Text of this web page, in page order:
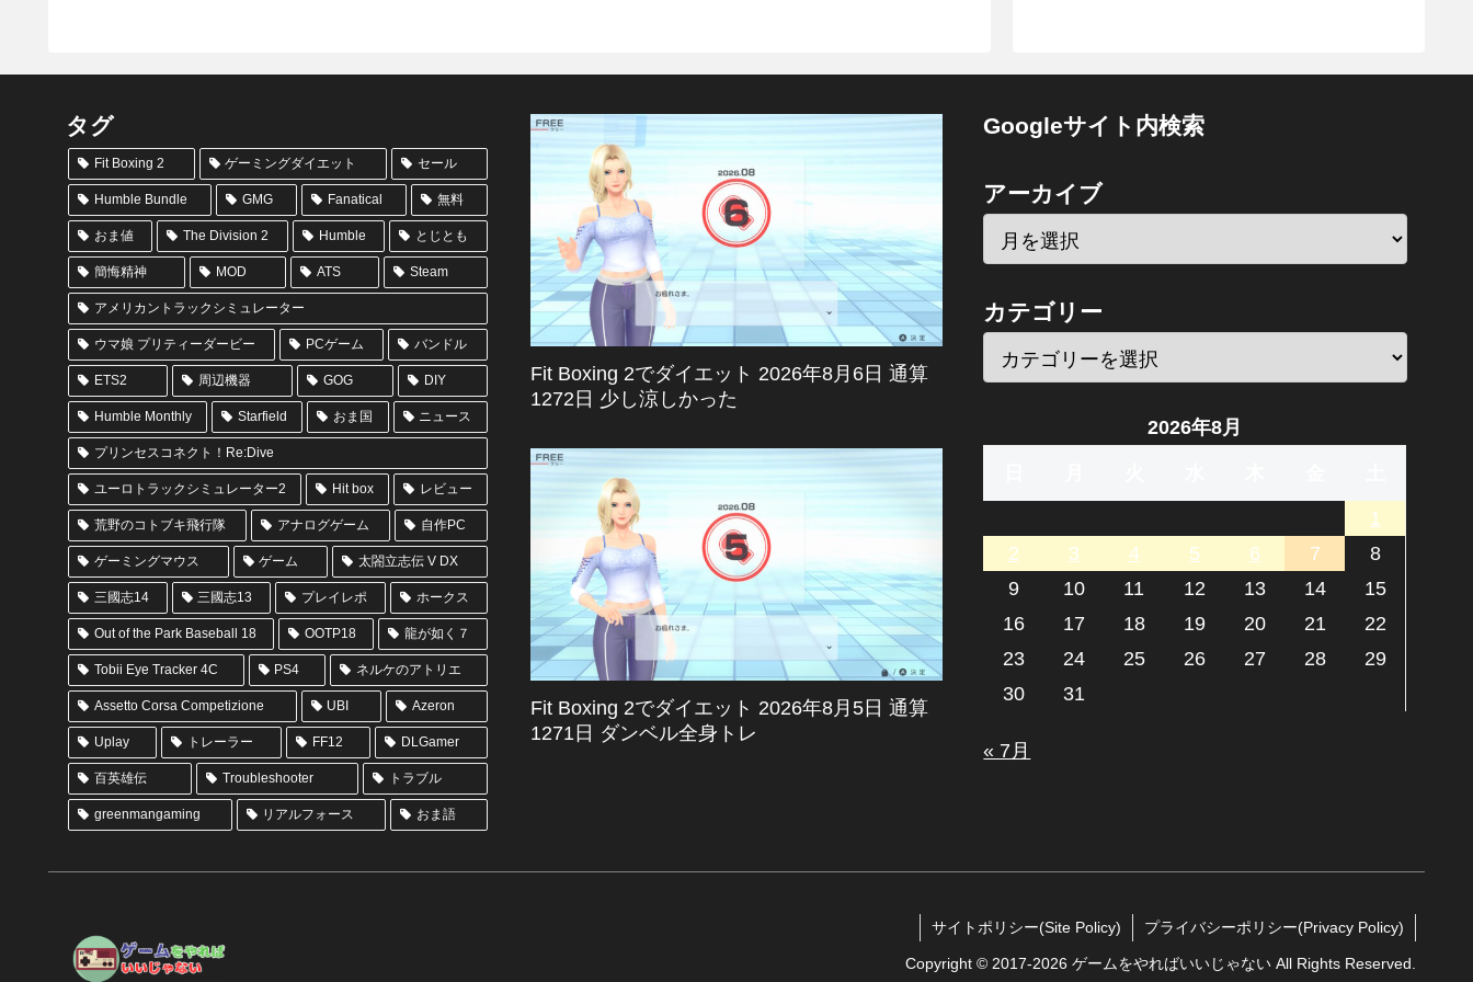
タグ
Fit Boxing 2 ゲーミングダイエット セール
Humble Bundle GMG Fanatical 無料
おま値 The Division 2 Humble とじとも
簡悔精神 MOD ATS Steam
アメリカントラックシミュレーター
ウマ娘 プリティーダービー PCゲーム バンドル
ETS2 周辺機器 GOG DIY
Humble Monthly Starfield おま国 ニュース
プリンセスコネクト！Re:Dive
ユーロトラックシミュレーター2 Hit box レビュー
荒野のコトブキ飛行隊 アナログゲーム 自作PC
ゲーミングマウス ゲーム 太閤立志伝 V DX
三國志14 三國志13 プレイレポ ホークス
Out of the Park Baseball 18 OOTP18 龍が如く７
Tobii Eye Tracker 4C PS4 ネルケのアトリエ
Assetto Corsa Competizione UBI Azeron
Uplay トレーラー FF12 DLGamer
百英雄伝 Troubleshooter トラブル
greenmangaming リアルフォース おま語
Fit Boxing 2でダイエット 2026年8月6日 通算
1272日 少し涼しかった
Fit Boxing 2でダイエット 2026年8月5日 通算
1271日 ダンベル全身トレ
Googleサイト内検索
アーカイブ
カテゴリー
2026年8月
1
2
3 4 5 6 7
8
9
10 11 12 13 14
15
16
17 18 19 20 21
22
23
24 25 26 27 28
29
30
31
« 7月
サイトポリシー(Site Policy) プライバシーポリシー(Privacy Policy)
Copyright © 2017-2026 ゲームをやればいいじゃない All Rights Reserved.